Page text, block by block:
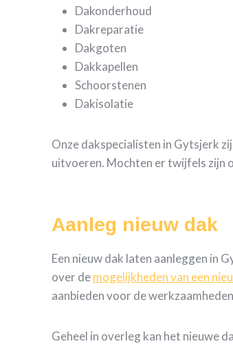
Dakonderhoud
Dakreparatie
Dakgoten
Dakkapellen
Schoorstenen
Dakisolatie
Onze dakspecialisten in Gytsjerk
uitvoeren. Mochten er twijfels zijn
Aanleg nieuw dak
Een nieuw dak laten aanleggen in
over demogelijkheden van een
aanbieden voor de
Geheel in overleg kan het nieuwe